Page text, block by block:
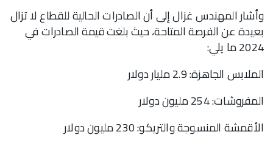
وأشار المهندس غزال إلى أن الصادرات الحالية للقطاع لا تزال
بعيدة عن الفرصة المتاحة، حيث بلغت قيمة الصادرات في
2024 ما يلي:
الملابس الجاهزة: 2.9 مليار دولار
المفروشات: 254 مليون دولار
الأقمشة المنسوجة والتريكو: 230 مليون دولار